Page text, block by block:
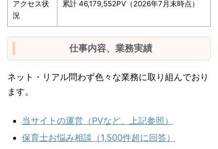
アクセス状
況
累計 46,179,552PV（2026年7月末時点）
仕事内容、業務実績
ネット・リアル問わず色々な業務に取り組んでおり
ます。
当サイトの運営（PVなど、上記参照）
保育士お悩み相談（1,500件超に回答）